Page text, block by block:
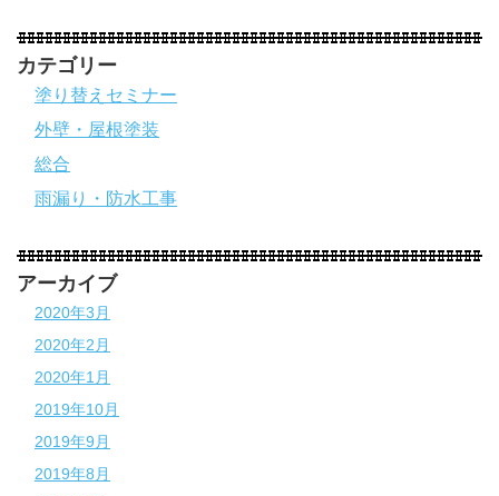
カテゴリー
塗り替えセミナー
外壁・屋根塗装
総合
雨漏り・防水工事
アーカイブ
2020年3月
2020年2月
2020年1月
2019年10月
2019年9月
2019年8月